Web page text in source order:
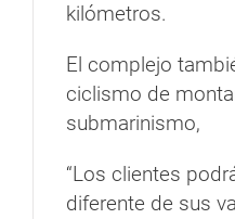
kilómetros.
El complejo
ciclismo de
submarinismo,
“Los clientes
diferente de sus